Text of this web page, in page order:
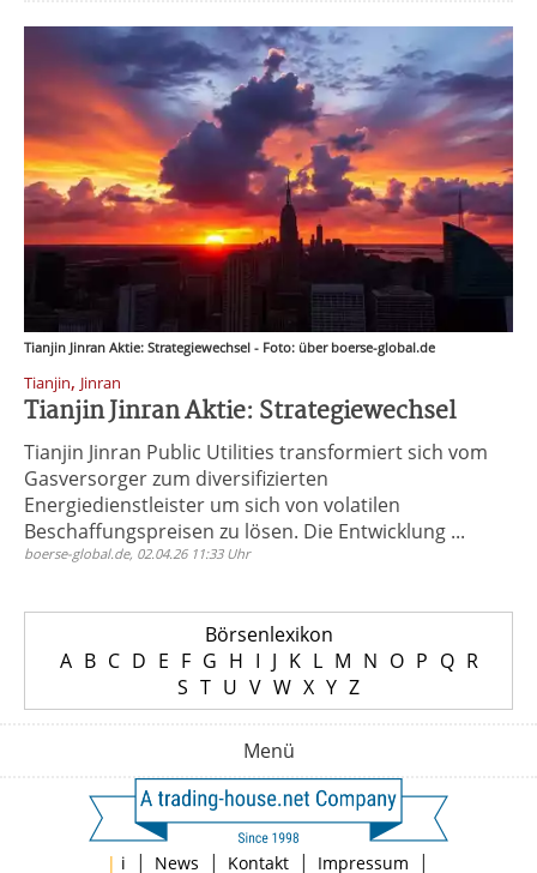
Tianjin Jinran Aktie: Strategiewechsel - Foto: über boerse-global.de
Tianjin, Jinran
Tianjin Jinran Aktie: Strategiewechsel
Tianjin Jinran Public Utilities transformiert sich vom
Gasversorger zum diversifizierten
Energiedienstleister um sich von volatilen
Beschaffungspreisen zu lösen. Die Entwicklung ...
boerse-global.de, 02.04.26 11:33 Uhr
Börsenlexikon
A B C D E F G H I J K L M N O P Q R
S T U V W X Y Z
Menü
| i | News | Kontakt | Impressum |